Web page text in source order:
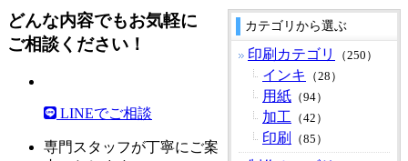
カテゴリから選ぶ
印刷カテゴリ （250）
インキ （28）
用紙 （94）
加工 （42）
印刷 （85）
どんな内容でもお気軽に
ご相談ください！
LINEでご相談
専門スタッフが丁寧にご案